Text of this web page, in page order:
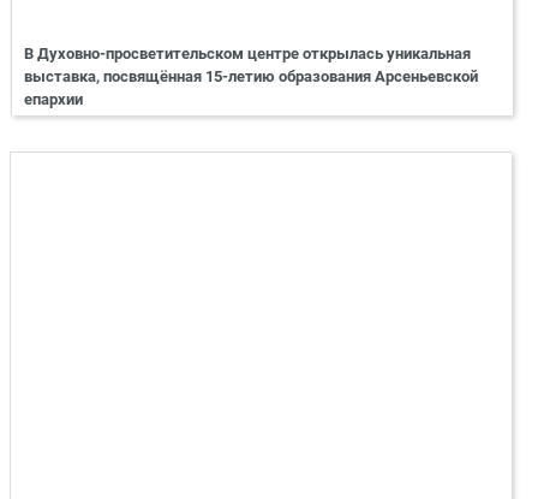
В Духовно-просветительском центре открылась уникальная
выставка, посвящённая 15-летию образования Арсеньевской
епархии